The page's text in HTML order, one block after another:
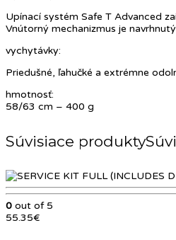
Upínací systém Safe T Advanced
Vnútorný mechanizmus je
vychytávky:
Priedušné, ľahučké a extrémne
hmotnosť:
58/63 cm – 400 g
0 out of 5
55.35€